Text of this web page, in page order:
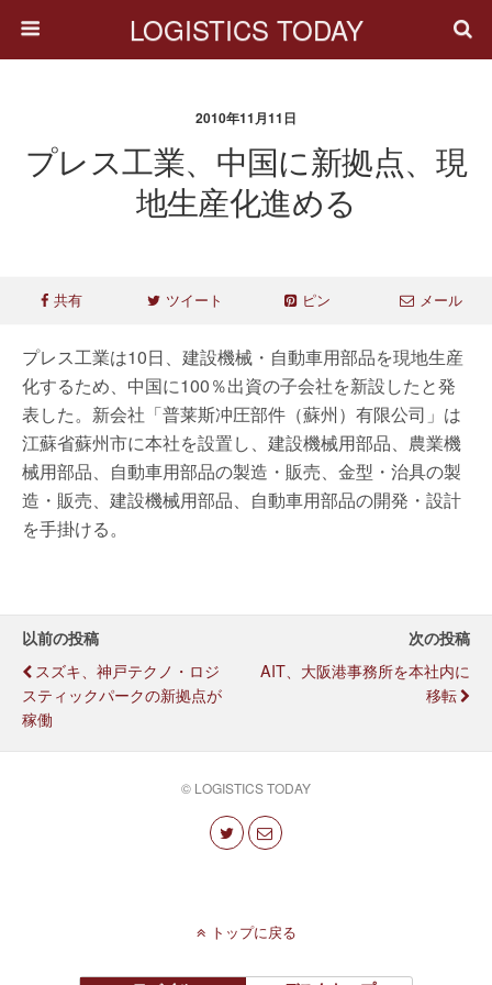
LOGISTICS TODAY
2010年11月11日
プレス工業、中国に新拠点、現
地生産化進める
共有 ツイート ピン メール
プレス工業は10日、建設機械・自動車用部品を現地生産
化するため、中国に100％出資の子会社を新設したと発
表した。新会社「普莱斯冲圧部件（蘇州）有限公司」は
江蘇省蘇州市に本社を設置し、建設機械用部品、農業機
械用部品、自動車用部品の製造・販売、金型・治具の製
造・販売、建設機械用部品、自動車用部品の開発・設計
を手掛ける。
以前の投稿
スズキ、神戸テクノ・ロジ
スティックパークの新拠点が
稼働
次の投稿
AIT、大阪港事務所を本社内に
移転
© LOGISTICS TODAY
トップに戻る